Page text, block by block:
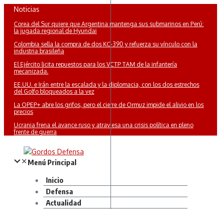
Saltar
contenido
Noticias
Corea del Sur quiere que Argentina mantenga sus submarinos en Perú:
la jugada regional de Hyundai
Colombia sella la compra de dos KC-390 y refuerza su vínculo con la
industria brasileña
El Ejército licita repuestos para los VCTP TAM de la infantería
mecanizada.
EE.UU. e Irán entre la escalada y la diplomacia, con los dos estrechos
del Golfo bloqueados a la vez
La OPEP+ abre los grifos, pero el cierre de Ormuz impide el alivio en los
precios
Ucrania frena el avance ruso y atraviesa una crisis política en pleno
frente de guerra
Menú Principal
Inicio
Defensa
Actualidad